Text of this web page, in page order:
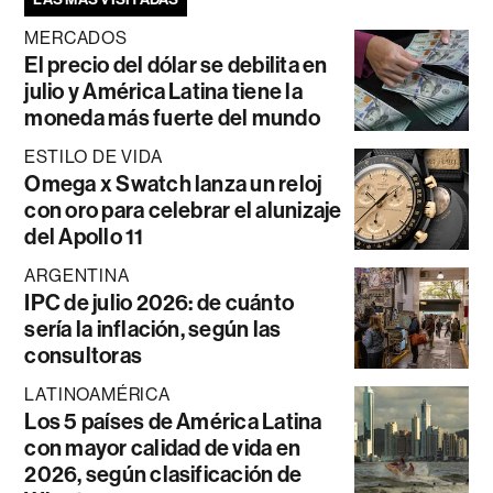
MERCADOS
El precio del dólar se debilita en
julio y América Latina tiene la
moneda más fuerte del mundo
ESTILO DE VIDA
Omega x Swatch lanza un reloj
con oro para celebrar el alunizaje
del Apollo 11
ARGENTINA
IPC de julio 2026: de cuánto
sería la inflación, según las
consultoras
LATINOAMÉRICA
Los 5 países de América Latina
con mayor calidad de vida en
2026, según clasificación de